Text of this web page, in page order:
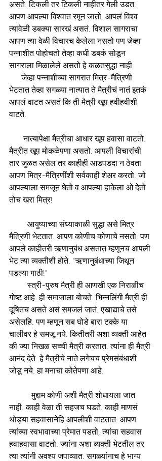
असते. टिकली तर टिकली नाहीतर गेली उडत.
आपण आपल्या विश्वात रमून जातो. आपलं विश्व
त्यावेळी डबक्या सारखं असतं. विशाल सागराचा
आपण त्या वेळी विचारच केलेला नसतो पण जेव्हा
पन्नाशीत पोहोचतो तेव्हा कधी डबकं सोडून
सागराला मिळालेले असतो हे कळतसुद्धा नाही.
      जेव्हा पन्नाशीच्या सागरात मित्र-मैत्रिणी
भेटतात तेव्हा सगळ्या नात्यात ते मैत्रीचं नातं इतकं
आपलं वाटत असतं कि ती मैत्री खूप हवीहवीशी
वाटते.
       नात्यापेक्षा मैत्रीचा आधार खूप हवासा वाटतो.
मैत्रीत खूप मोकळेपणा असतो. आपली विचारांची
तार जुळत असेल तर काहीही आडपडदा न ठेवता
आपण मित्र-मैत्रिणींशी सर्वकाही शेअर करतो. जो
आपल्याला समजून घेतो व आपल्या हाकेला ओ देतो
तोच खरा मित्र!
मैत्रिणी भेटतात. आपण कोणीच कोणाचे नसतो. पण
आपले काहीतरी ऋणानुबंध असतात म्हणूनच आपली
भेट त्या व्यक्तीशी होते. "ऋणानुबंधाच्या जिथून
पडल्या गाठी!"
         स्त्री-पुरुष मैत्री ही आणखी एक निराळीच
गोष्ट आहे. ही समाजाला बोचते. भिन्नलिंगी मैत्री ही
दूषितच असते असं समजलं जातं. एखाद्याचे तसे
असेलहि. पण म्हणून सब घोडे बारा टक्के या
चालीवर हे समजू नये. कितीतरी अशा व्यक्ती आहेत
की ज्या निखळ सच्ची मैत्री करतात. त्यांना ही मैत्री
आनंद देते. हे मैत्रीचे नाते लगेचच प्रेमसंबंधाशी
जोडू नये. हा मनाचा कोतेपणा आहे.
           मुद्दाम कोणी अशी मैत्री शोधायला जात
नाही. काही वेळा ती सहजच घडते. काही माणसं
थोड्या सहवासानेहि आपलीशी वाटतात. आपण
त्यांच्या स्वभावाच्या प्रेमात पडतो, त्यांचा सहवास
हवाहवासा वाटतो. ज्यांना अशा व्यक्ती भेटतील तर
त्या त्यांनी अवश्य जपाव्यात. सगळ्यांनाच हे भाग्य